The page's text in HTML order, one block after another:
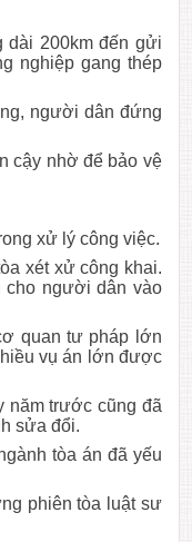
dài 200km đến gửi
nghiệp gang thép
người dân đứng
cậy nhờ để bảo vệ
xử lý công việc.
xét xử công khai.
cho người dân vào
quan tư pháp lớn
vụ án lớn được
năm trước cũng đã
sửa đổi.
tòa án đã yếu
phiên tòa luật sư